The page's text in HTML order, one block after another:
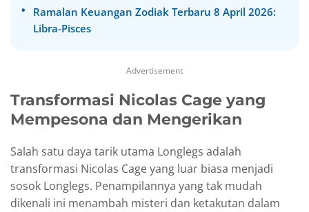
Ramalan Keuangan Zodiak Terbaru 8 April 2026:
Libra-Pisces
Advertisement
Transformasi Nicolas Cage yang
Mempesona dan Mengerikan
Salah satu daya tarik utama Longlegs adalah
transformasi Nicolas Cage yang luar biasa menjadi
sosok Longlegs. Penampilannya yang tak mudah
dikenali ini menambah misteri dan ketakutan dalam